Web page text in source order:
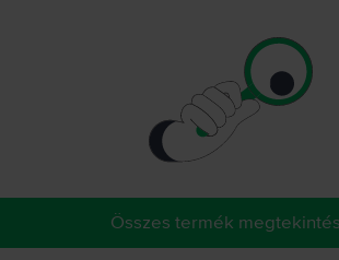
Összes termék